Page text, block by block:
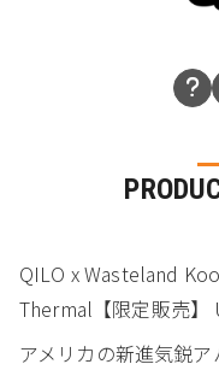
QILO x Wasteland
Thermal【限定販売】
アメリカの新進気鋭